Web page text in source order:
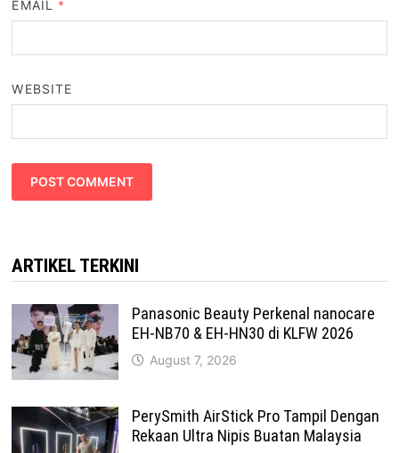
EMAIL *
WEBSITE
ARTIKEL TERKINI
Panasonic Beauty Perkenal nanocare
EH-NB70 & EH-HN30 di KLFW 2026
August 7, 2026
PerySmith AirStick Pro Tampil Dengan
Rekaan Ultra Nipis Buatan Malaysia